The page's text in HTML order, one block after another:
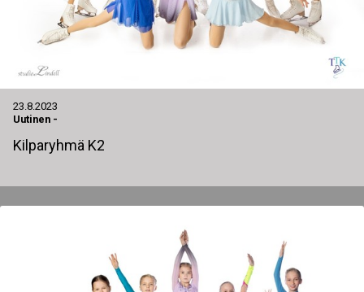
23.8.2023
Uutinen -
Kilparyhmä K2